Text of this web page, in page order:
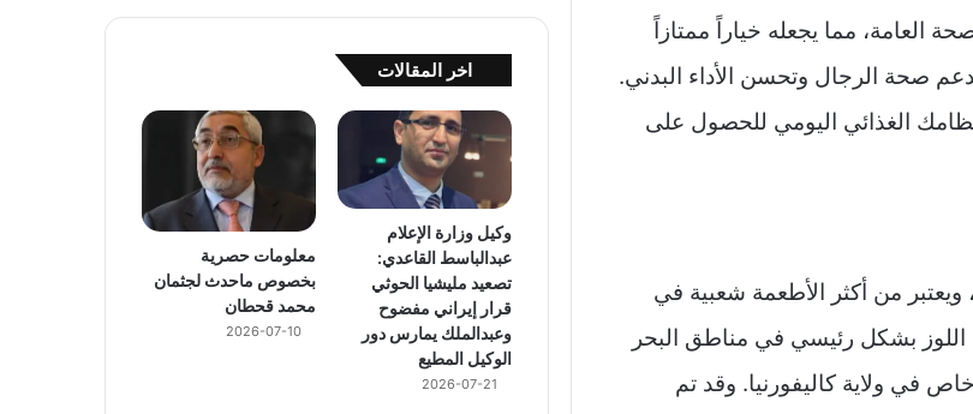
مما يجعله خياراً ممتازاً
صحة الرجال وتحسن الأداء البدني.
الغذائي اليومي للحصول على
ويعتبر من أكثر الأطعمة شعبية في
اللوز بشكل رئيسي في مناطق البحر
في ولاية كاليفورنيا. وقد تم
اخر المقالات
وكيل وزارة الإعلام
عبدالباسط القاعدي:
تصعيد مليشيا الحوثي
قرار إيراني مفضوح
وعبدالملك يمارس دور
الوكيل المطيع
2026-07-21
معلومات حصرية
بخصوص ماحدث لجثمان
محمد قحطان
2026-07-10